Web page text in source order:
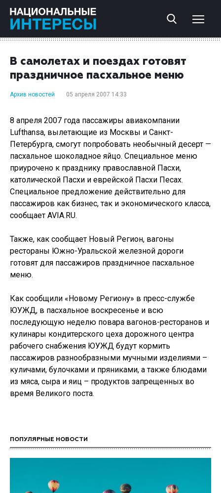
В самолетах и поездах готовят
праздничное пасхальное меню
Архив новостей 05 апреля 2007 14:33
8 апреля 2007 года пассажиры авиакомпании
Lufthansa, вылетающие из Москвы и Санкт-
Петербурга, смогут попробовать необычный десерт —
пасхальное шоколадное яйцо. Специальное меню
приурочено к празднику православной Пасхи,
католической Пасхи и еврейской Пасхи Песах.
Специальное предложение действительно для
пассажиров как бизнес, так и экономического класса,
сообщает AVIA.RU.
Также, как сообщает Новый Регион, вагоны
рестораны Южно-Уральской железной дороги
готовят для пассажиров праздничное пасхальное
меню.
Как сообщили «Новому Региону» в пресс-службе
ЮУЖД, в пасхальное воскресенье и всю
последующую неделю повара вагонов-ресторанов и
кулинары кондитерского цеха дорожного центра
рабочего снабжения ЮУЖД будут кормить
пассажиров разнообразными мучными изделиями –
куличами, булочками и пряниками, а также блюдами
из мяса, сыра и яиц – продуктов запрещенных во
время Великого поста.
ПОПУЛЯРНЫЕ НОВОСТИ